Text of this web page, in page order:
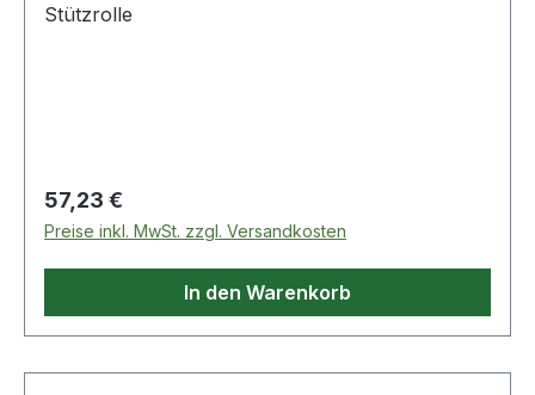
Stützrolle
Regulärer Preis:
57,23 €
Preise inkl. MwSt. zzgl. Versandkosten
In den Warenkorb